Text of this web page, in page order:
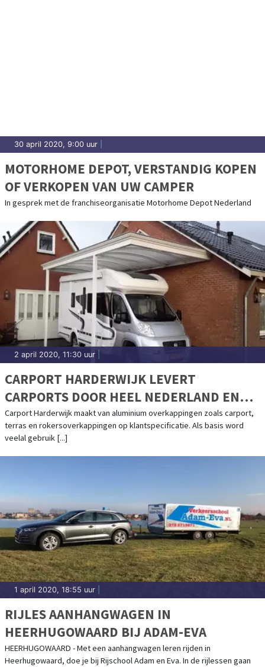
30 april 2020, 9:00 uur
MOTORHOME DEPOT, VERSTANDIG KOPEN
OF VERKOPEN VAN UW CAMPER
In gesprek met de franchiseorganisatie Motorhome Depot Nederland
2 april 2020, 11:30 uur
CARPORT HARDERWIJK LEVERT
CARPORTS DOOR HEEL NEDERLAND EN
BELGIË
Carport Harderwijk maakt van aluminium overkappingen zoals carport,
terras en rokersoverkappingen op klantspecificatie. Als basis word
veelal gebruik [...]
1 april 2020, 18:55 uur
RIJLES AANHANGWAGEN IN
HEERHUGOWAARD BIJ ADAM-EVA
HEERHUGOWAARD - Met een aanhangwagen leren rijden in
Heerhugowaard, doe je bij Rijschool Adam en Eva. In de rijlessen gaan